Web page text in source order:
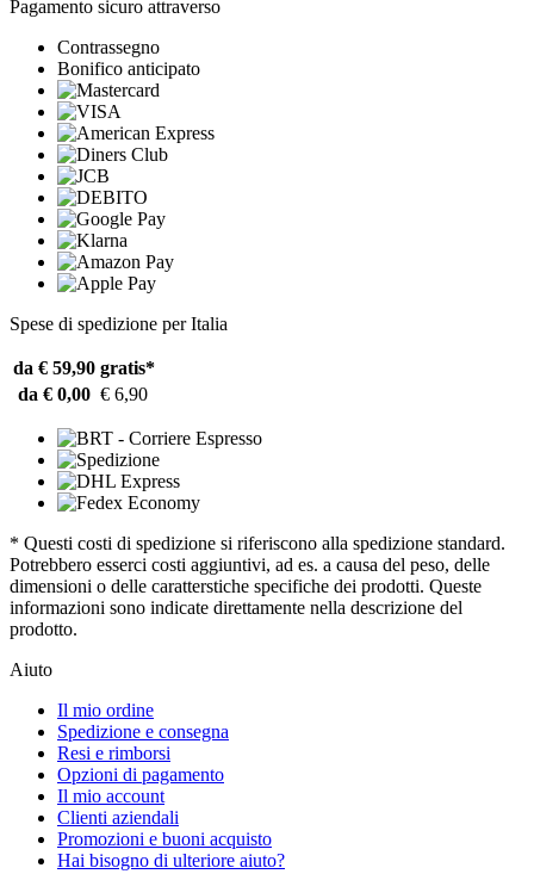
Pagamento sicuro attraverso
Contrassegno
Bonifico anticipato
Spese di spedizione per Italia
da € 59,90 gratis*
da € 0,00 € 6,90
* Questi costi di spedizione si riferiscono alla spedizione standard.
Potrebbero esserci costi aggiuntivi, ad es. a causa del peso, delle
dimensioni o delle caratterstiche specifiche dei prodotti. Queste
informazioni sono indicate direttamente nella descrizione del
prodotto.
Aiuto
Il mio ordine
Spedizione e consegna
Resi e rimborsi
Opzioni di pagamento
Il mio account
Clienti aziendali
Promozioni e buoni acquisto
Hai bisogno di ulteriore aiuto?